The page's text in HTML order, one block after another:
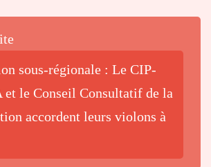
sous-régionale : Le CIP-
et le Conseil Consultatif de la
accordent leurs violons à